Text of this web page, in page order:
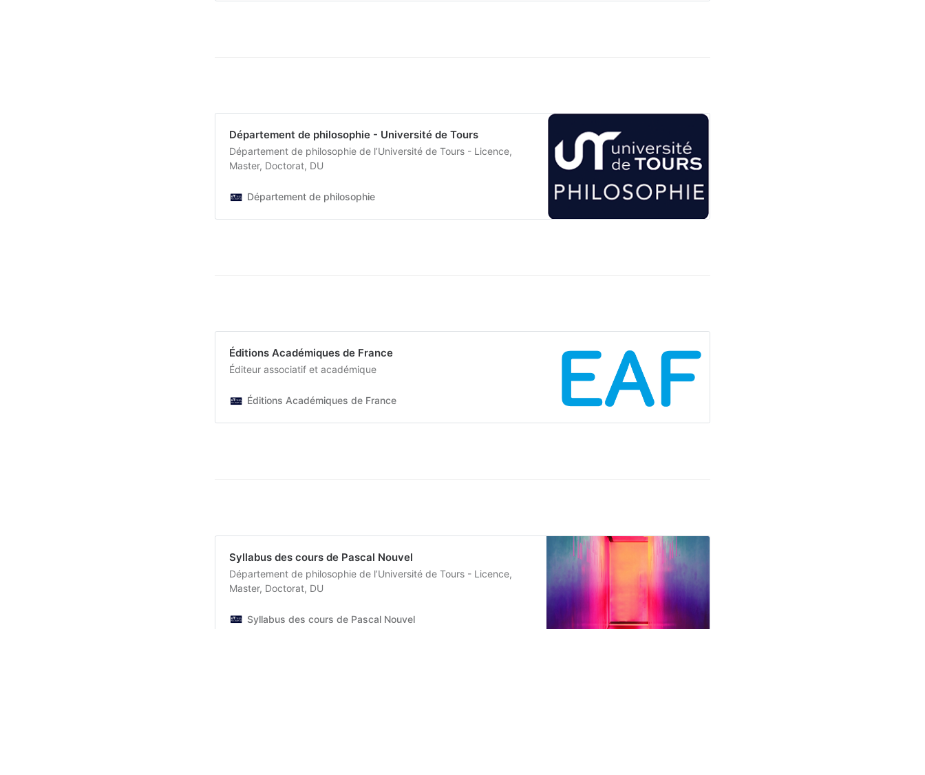
Département de philosophie - Université de Tours
Département de philosophie de l’Université de Tours - Licence,
Master, Doctorat, DU
Département de philosophie
Éditions Académiques de France
Éditeur associatif et académique
Éditions Académiques de France
Syllabus des cours de Pascal Nouvel
Département de philosophie de l’Université de Tours - Licence,
Master, Doctorat, DU
Syllabus des cours de Pascal Nouvel